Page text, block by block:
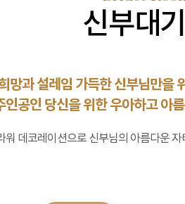
신부대
망과 설레임 가득한 신부님만을
인공인 당신을 위한 우아하고 아
워 데코레이션으로 신부님의 아름다운